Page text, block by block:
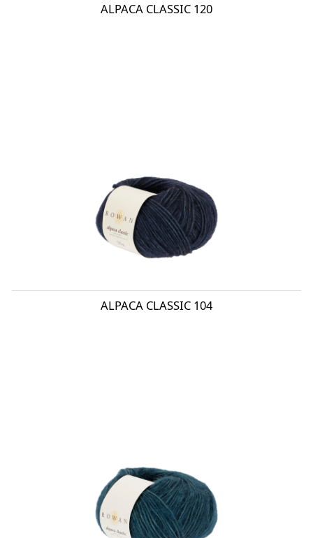
ALPACA CLASSIC 120
ALPACA CLASSIC 104